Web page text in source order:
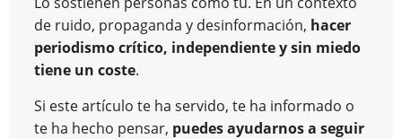
de ruido, propaganda y desinformación, hacer
periodismo crítico, independiente y sin miedo
tiene un coste.
Si este artículo te ha servido, te ha informado o
te ha hecho pensar, puedes ayudarnos a seguir